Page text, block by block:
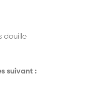
douille
suivant :